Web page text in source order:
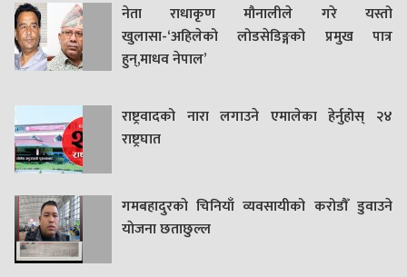
नेता राधाकृण मौनालीले गरे यस्तो
खुलासा-‘अहिलेको लोडसेडिङ्गको प्रमुख पात्र
हुन्,माधव नेपाल’
राष्ट्रवादको नारा लगाउने एमालेका हेर्नुहोस् २४
राष्ट्रघात
गमबहादुरकाे चिनियाँ व्यवसायीको करोडौँ डुवाउने
याेजना छताछुल्ल